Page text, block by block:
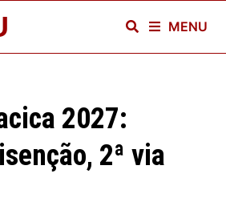
MENU
2027:
2ª via